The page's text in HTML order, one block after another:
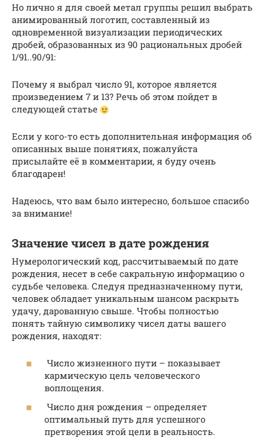
Но лично я для своей метал группы решил выбрать
анимированный логотип, составленный из
одновременной визуализации периодических
дробей, образованных из 90 рациональных дробей
1/91..90/91:
Почему я выбрал число 91, которое является
произведением 7 и 13? Речь об этом пойдет в
следующей статье
Если у кого-то есть дополнительная информация об
описанных выше понятиях, пожалуйста
присылайте её в комментарии, я буду очень
благодарен!
Надеюсь, что вам было интересно, большое спасибо
за внимание!
Значение чисел в дате рождения
Нумерологический код, рассчитываемый по дате
рождения, несет в себе сакральную информацию о
судьбе человека. Следуя предназначенному пути,
человек обладает уникальным шансом раскрыть
удачу, дарованную свыше. Чтобы полностью
понять тайную символику чисел даты вашего
рождения, находят:
Число жизненного пути – показывает
кармическую цель человеческого
воплощения.
Число дня рождения – определяет
оптимальный путь для успешного
претворения этой цели в реальность.